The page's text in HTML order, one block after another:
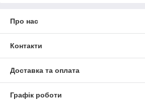
Про нас
Контакти
Доставка та оплата
Графік роботи